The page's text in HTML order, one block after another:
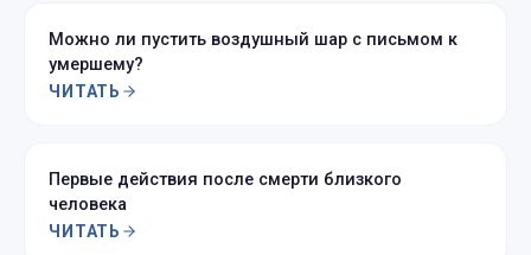
Можно ли пустить воздушный шар с письмом к
умершему?
ЧИТАТЬ
Первые действия после смерти близкого
человека
ЧИТАТЬ